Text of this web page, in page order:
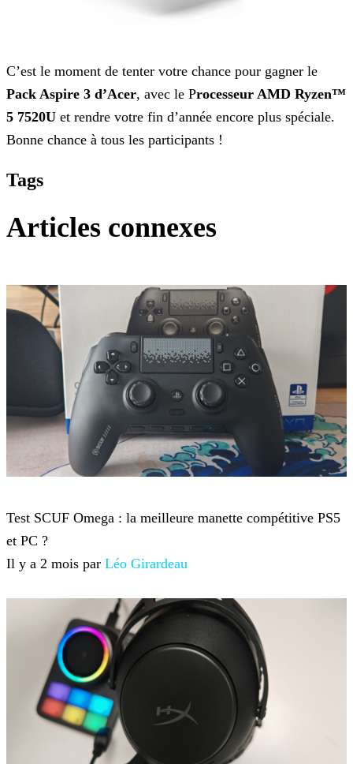
C’est le moment de tenter votre chance pour gagner le
Pack Aspire 3 d’Acer, avec le Processeur AMD Ryzen™
5 7520U et rendre votre fin d’année encore plus spéciale.
Bonne chance à tous les participants !
Tags
Articles connexes
Test SCUF Omega : la meilleure manette compétitive PS5
et PC ?
Il y a 2 mois par Léo Girardeau